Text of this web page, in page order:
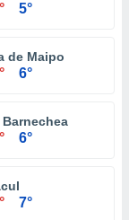
5°
de Maipo
6°
Barnechea
6°
7°